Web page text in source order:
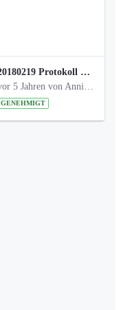
20180219 Protokoll der Projektgruppe Olgaele2012.pdf
vor 5 Jahren von Anni Schlumberger
GENEHMIGT